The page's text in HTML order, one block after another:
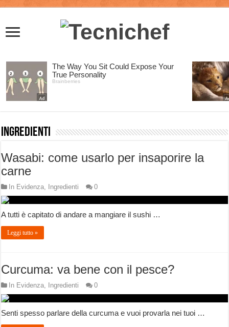
Ingredienti
Wasabi: come usarlo per insaporire la
carne
In Evidenza, Ingredienti 0
A tutti è capitato di andare a mangiare il sushi …
Leggi tutto »
Curcuma: va bene con il pesce?
In Evidenza, Ingredienti 0
Senti spesso parlare della curcuma e vuoi provarla nei tuoi …